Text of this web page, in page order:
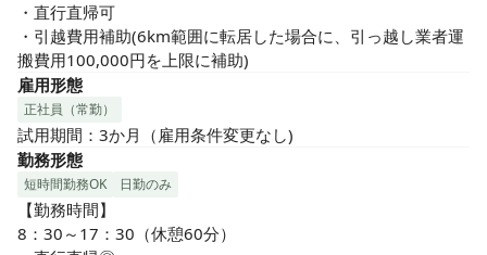
・直行直帰可
・引越費用補助(6km範囲に転居した場合に、引っ越し業者運
搬費用100,000円を上限に補助)
雇用形態
正社員（常勤）
試用期間：3か月（雇用条件変更なし)
勤務形態
短時間勤務OK 日勤のみ
【勤務時間】
8：30～17：30（休憩60分）